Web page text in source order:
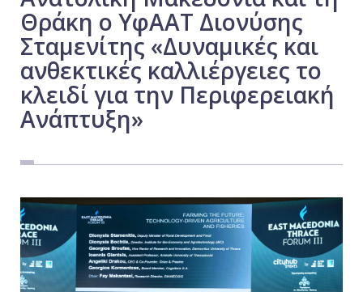
Θράκη ο ΥφΑΑΤ Διονύσης
Σταμενίτης «Δυναμικές και
ανθεκτικές καλλιέργειες το
κλειδί για την Περιφερειακή
Ανάπτυξη»
Εργασία
Ελλάδα
Κόσμος
Τοπικά
Αθλητικά
Αστυνομικό Δελτίο